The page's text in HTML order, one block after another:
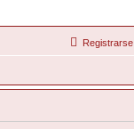
Registrarse